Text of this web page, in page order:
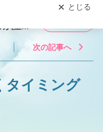
人生に
次の記事へ
タイミング